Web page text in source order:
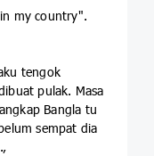
my country".
tengok
pulak. Masa
Bangla tu
sempat dia